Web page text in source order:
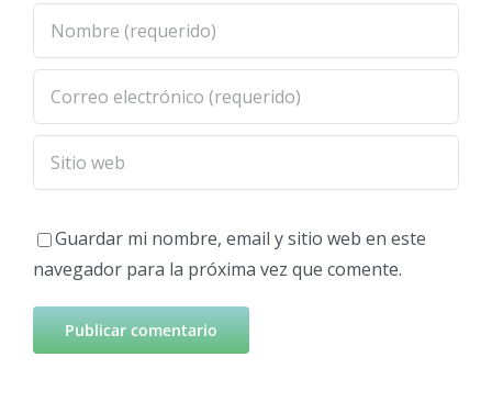
Guardar mi nombre, email y sitio web en este
navegador para la próxima vez que comente.